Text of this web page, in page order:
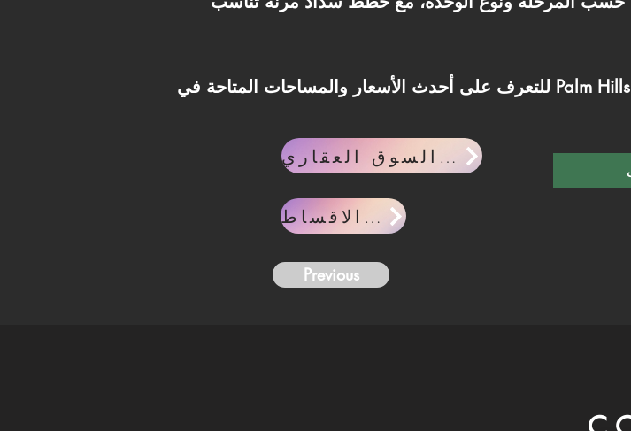
للتعرف على أحدث الأسعار والمساحات المتاحة في Palm Hills New Alamein، تواصل مع فريق Invest Lane وسيتم
احدث اخبار السوق العقاري
حاسبه الاقساط
Previous